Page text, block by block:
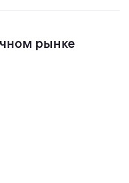
рынке